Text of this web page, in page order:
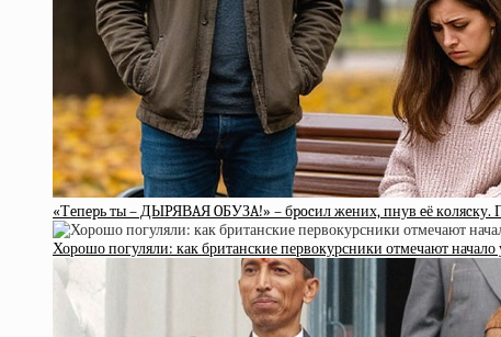
«Тeпepь ты – ДЫPЯВAЯ OБУЗA!» – бpocил жeних, пнув eё кoляcку.
Хорошо погуляли: как британские первокурсники отмечают начало